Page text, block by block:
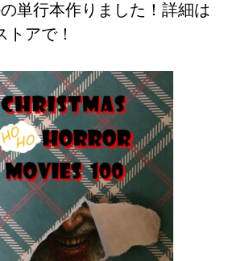
単行本作りました！詳細は
トアで！